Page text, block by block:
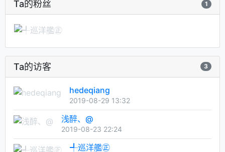
Ta的粉丝 1
Ta的访客 3
hedeqiang
2019-08-29 13:32
浅醉、@
2019-08-23 22:24
╃巡洋艦㊣